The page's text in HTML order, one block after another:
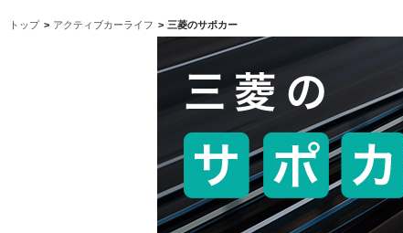
トップ > アクティブカーライフ > 三菱のサポカー